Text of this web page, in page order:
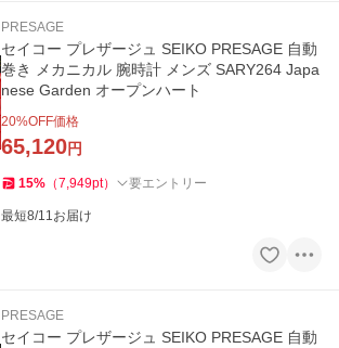
PRESAGE
セイコー プレザージュ SEIKO PRESAGE 自動
巻き メカニカル 腕時計 メンズ SARY264 Japa
nese Garden オープンハート
20%OFF価格
65,120円
15% （7,949pt） 要エントリー
最短8/11お届け
PRESAGE
セイコー プレザージュ SEIKO PRESAGE 自動